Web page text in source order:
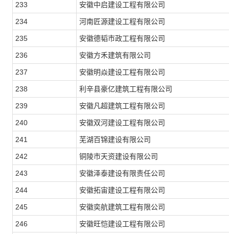
233 安徽中启建设工程有限公司
234 河南匠源建设工程有限公司
235 安徽德韬市政工程有限公司
236 安徽方禾建筑有限公司
237 安徽明焱建设工程有限公司
238 利辛县豪亿建筑工程有限公司
239 安徽凡超建筑工程有限公司
240 安徽双河建设工程有限公司
241 芜湖百锦建设有限公司
242 铜陵市天资建设有限公司
243 安徽泽泰建设有限责任公司
244 安徽拓宙建设工程有限公司
245 安徽奕航建筑工程有限公司
246 安徽旺恺建设工程有限公司